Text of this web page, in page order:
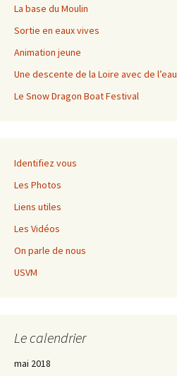
La base du Moulin
Sortie en eaux vives
Animation jeune
Une descente de la Loire avec de l’eau
Le Snow Dragon Boat Festival
Identifiez vous
Les Photos
Liens utiles
Les Vidéos
On parle de nous
USVM
Le calendrier
mai 2018